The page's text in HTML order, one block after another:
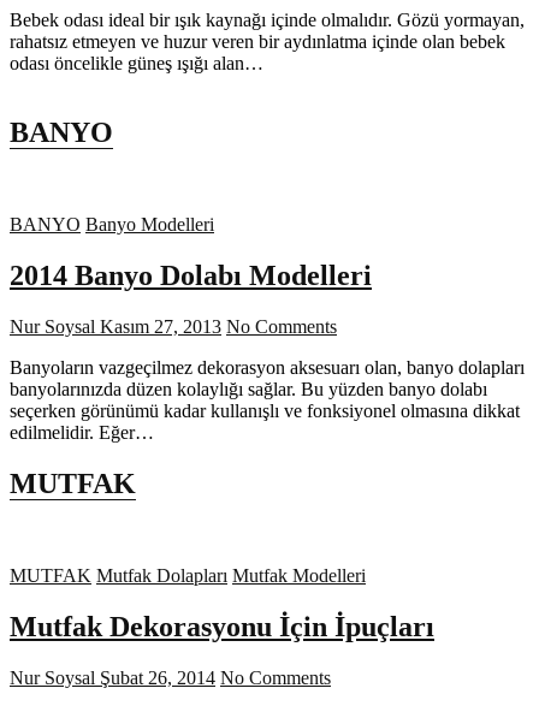
Bebek odası ideal bir ışık kaynağı içinde olmalıdır. Gözü yormayan,
rahatsız etmeyen ve huzur veren bir aydınlatma içinde olan bebek
odası öncelikle güneş ışığı alan…
BANYO
BANYO Banyo Modelleri
2014 Banyo Dolabı Modelleri
Nur Soysal Kasım 27, 2013 No Comments
Banyoların vazgeçilmez dekorasyon aksesuarı olan, banyo dolapları
banyolarınızda düzen kolaylığı sağlar. Bu yüzden banyo dolabı
seçerken görünümü kadar kullanışlı ve fonksiyonel olmasına dikkat
edilmelidir. Eğer…
MUTFAK
MUTFAK Mutfak Dolapları Mutfak Modelleri
Mutfak Dekorasyonu İçin İpuçları
Nur Soysal Şubat 26, 2014 No Comments